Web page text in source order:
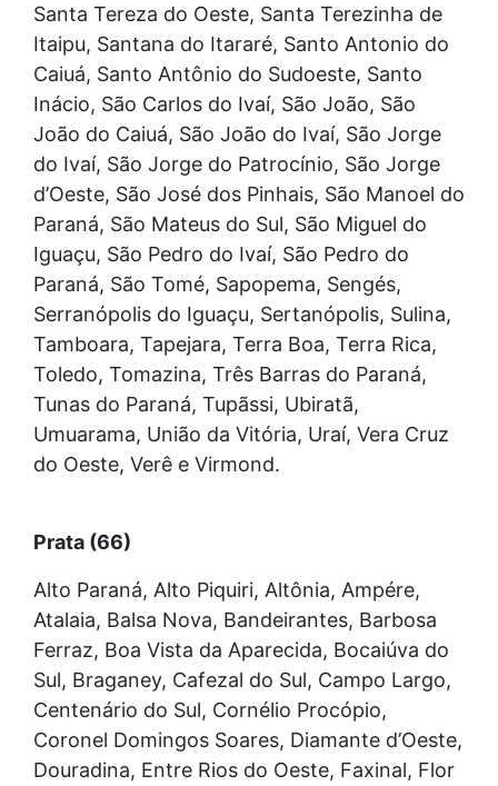
Santa Tereza do Oeste, Santa Terezinha de
Itaipu, Santana do Itararé, Santo Antonio do
Caiuá, Santo Antônio do Sudoeste, Santo
Inácio, São Carlos do Ivaí, São João, São
João do Caiuá, São João do Ivaí, São Jorge
do Ivaí, São Jorge do Patrocínio, São Jorge
d’Oeste, São José dos Pinhais, São Manoel do
Paraná, São Mateus do Sul, São Miguel do
Iguaçu, São Pedro do Ivaí, São Pedro do
Paraná, São Tomé, Sapopema, Sengés,
Serranópolis do Iguaçu, Sertanópolis, Sulina,
Tamboara, Tapejara, Terra Boa, Terra Rica,
Toledo, Tomazina, Três Barras do Paraná,
Tunas do Paraná, Tupãssi, Ubiratã,
Umuarama, União da Vitória, Uraí, Vera Cruz
do Oeste, Verê e Virmond.
Prata (66)
Alto Paraná, Alto Piquiri, Altônia, Ampére,
Atalaia, Balsa Nova, Bandeirantes, Barbosa
Ferraz, Boa Vista da Aparecida, Bocaiúva do
Sul, Braganey, Cafezal do Sul, Campo Largo,
Centenário do Sul, Cornélio Procópio,
Coronel Domingos Soares, Diamante d’Oeste,
Douradina, Entre Rios do Oeste, Faxinal, Flor